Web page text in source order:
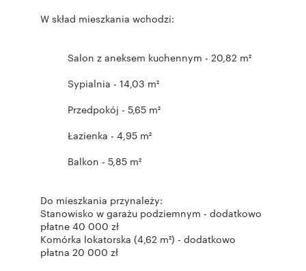
W skład mieszkania wchodzi:
Salon z aneksem kuchennym - 20,82 m²
Sypialnia - 14,03 m²
Przedpokój - 5,65 m²
Łazienka - 4,95 m²
Balkon - 5,85 m²
Do mieszkania przynależy:
Stanowisko w garażu podziemnym - dodatkowo
płatne 40 000 zł
Komórka lokatorska (4,62 m²) - dodatkowo
płatna 20 000 zł